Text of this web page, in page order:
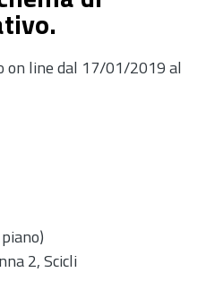
on line dal 17/01/2019 al
2, Scicli